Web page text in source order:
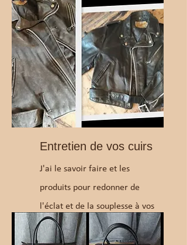
Entretien de vos cuirs
J'ai le savoir faire et les
produits pour redonner de
l'éclat et de la souplesse à vos
cuirs.